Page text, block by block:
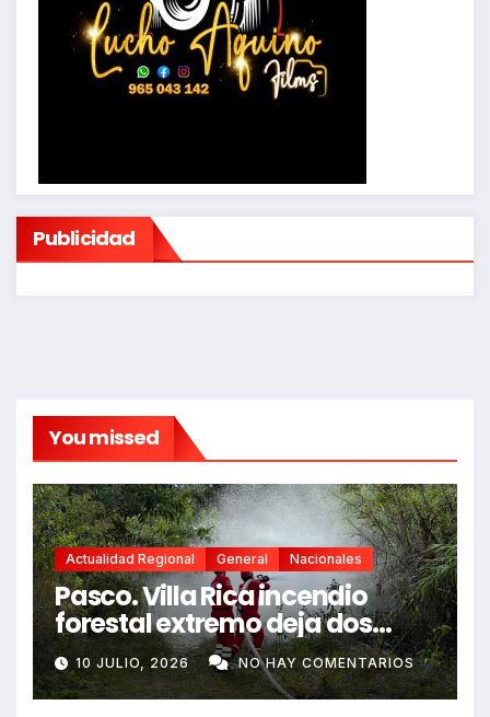
Publicidad
You missed
Actualidad Regional General Nacionales
Pasco. Villa Rica incendio
forestal extremo deja dos
fallecidos y heridos
10 JULIO, 2026 NO HAY COMENTARIOS